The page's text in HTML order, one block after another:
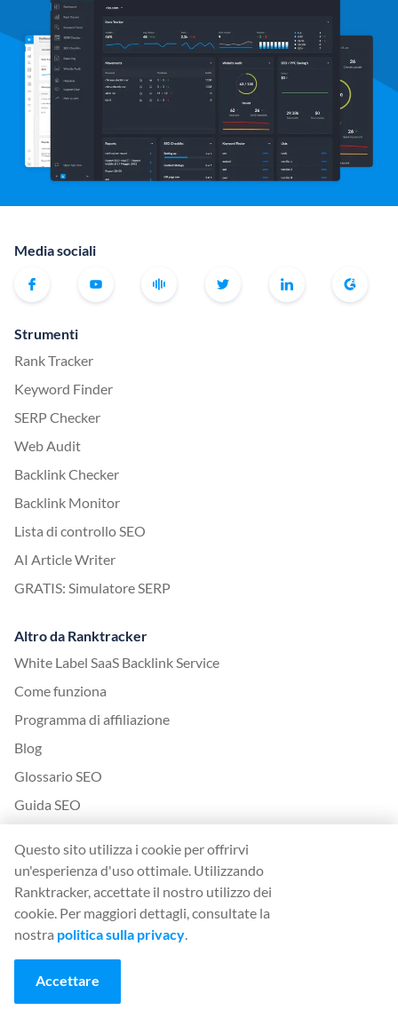
Media sociali
Strumenti
Rank Tracker
Keyword Finder
SERP Checker
Web Audit
Backlink Checker
Backlink Monitor
Lista di controllo SEO
AI Article Writer
GRATIS: Simulatore SERP
Altro da Ranktracker
White Label SaaS Backlink Service
Come funziona
Programma di affiliazione
Blog
Glossario SEO
Guida SEO
Accordo per gli ospiti
Storia degli aggiornamenti dell'algoritmo di Google
Legale
Termini e condizioni
Questo sito utilizza i cookie per offrirvi
un'esperienza d'uso ottimale. Utilizzando
Ranktracker, accettate il nostro utilizzo dei
cookie. Per maggiori dettagli, consultate la
nostra politica sulla privacy.
Accettare